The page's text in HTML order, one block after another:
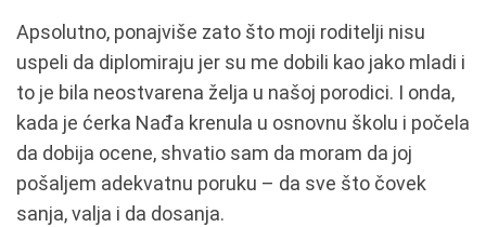
Apsolutno, ponajviše zato što moji roditelji nisu
uspeli da diplomiraju jer su me dobili kao jako mladi i
to je bila neostvarena želja u našoj porodici. I onda,
kada je ćerka Nađa krenula u osnovnu školu i počela
da dobija ocene, shvatio sam da moram da joj
pošaljem adekvatnu poruku – da sve što čovek
sanja, valja i da dosanja.